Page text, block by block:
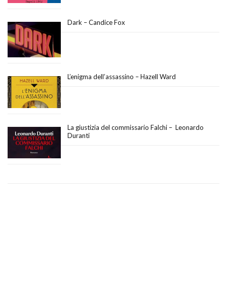
Dark – Candice Fox
L’enigma dell’assassino – Hazell Ward
La giustizia del commissario Falchi – Leonardo
Duranti